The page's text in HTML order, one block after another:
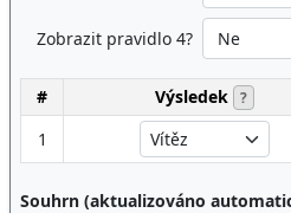
Zobrazit pravidlo 4?
# Výsledek ?
1
Souhrn (aktualizováno